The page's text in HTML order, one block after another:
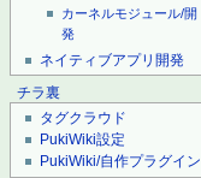
カーネルモジュール/開
発
ネイティブアプリ開発
チラ裏
タグクラウド
PukiWiki設定
PukiWiki/自作プラグイン